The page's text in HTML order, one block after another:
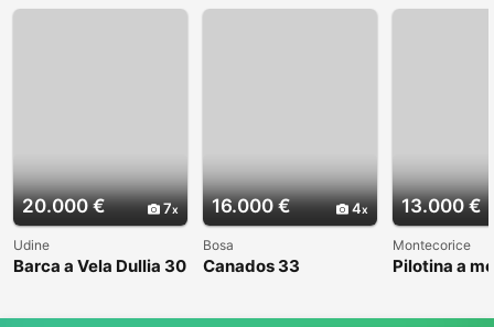
20.000 € 7
Udine
Barca a Vela Dullia 30
16.000 € 4
Bosa
Canados 33
13.000 €
Montecorice
Pilotina a